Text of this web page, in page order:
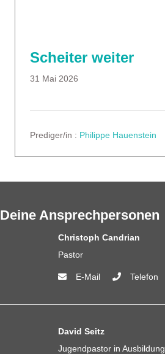
Scheiter weiter
31 Mai 2026
Prediger/in : Philippe Hauenstein
Deine Ansprechpersonen
Christoph Candrian
Pastor
E-Mail Telefon
David Seitz
Jugendpastor in Ausbildung